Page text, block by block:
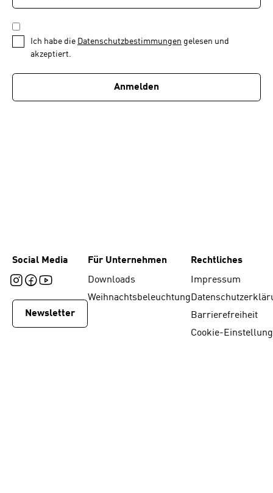
1
von
ADRESSE
DATENSCHUTZBESTIMMUNGEN
*
Ich habe die Datenschutzbestimmungen gelesen und
akzeptiert.
Anmelden
Social Media
Newsletter
Für Unternehmen
Downloads
Weihnachtsbeleuchtung
Rechtliches
Impressum
Barrierefreiheit
Cookie-